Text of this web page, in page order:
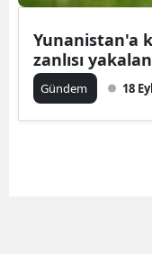
Yunanistan'a
zanlısı
Gündem 18